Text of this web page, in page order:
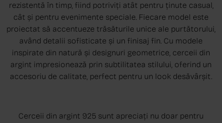
rezistentă în timp, fiind potriviți atât pentru ținute casual,
cât și pentru evenimente speciale. Fiecare model este
proiectat să accentueze trăsăturile unice ale purtătorului,
având detalii sofisticate și un finisaj fin. Cu modele
inspirate din natură și designuri geometrice, cerceii din
argint impresionează prin subtilitatea stilului, oferind un
accesoriu de calitate, perfect pentru un look desăvârșit.
Cerceii din argint 925 sunt apreciați nu doar pentru